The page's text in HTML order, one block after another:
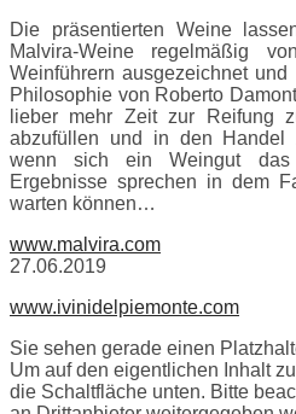
Die präsentierten Weine
Malvira-Weine regelmäßig
Weinführern ausgezeichnet
Philosophie von Roberto
lieber mehr Zeit zur Reifung
abzufüllen und in den Handel
wenn sich ein Weingut
Ergebnisse sprechen in dem
warten können…
www.malvira.com
27.06.2019
www.ivinidelpiemonte.com
Sie sehen gerade einen
Um auf den eigentlichen Inhalt
die Schaltfläche unten. Bitte